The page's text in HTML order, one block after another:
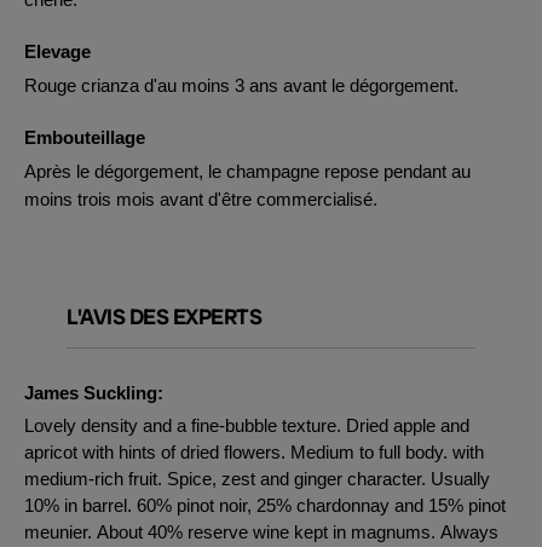
Elevage
Rouge crianza d'au moins 3 ans avant le dégorgement.
Embouteillage
Après le dégorgement, le champagne repose pendant au
moins trois mois avant d'être commercialisé.
L'AVIS DES EXPERTS
James Suckling:
Lovely density and a fine-bubble texture. Dried apple and
apricot with hints of dried flowers. Medium to full body. with
medium-rich fruit. Spice, zest and ginger character. Usually
10% in barrel. 60% pinot noir, 25% chardonnay and 15% pinot
meunier. About 40% reserve wine kept in magnums. Always